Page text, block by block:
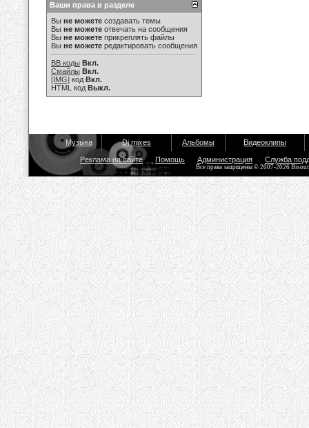
Ваши права в разделе
Вы не можете создавать темы
Вы не можете отвечать на сообщения
Вы не можете прикреплять файлы
Вы не можете редактировать сообщения
BB коды Вкл.
Смайлы Вкл.
[IMG] код Вкл.
HTML код Выкл.
Музыка Dj mixes Альбомы Видеоклипы
Реклама на сайте Помощь Администрация Служба
Все права защищены © 2007-2026